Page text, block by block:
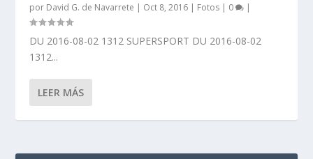
por David G. de Navarrete | Oct 8, 2016 | Fotos | 0 |
DU 2016-08-02 1312 SUPERSPORT DU 2016-08-02
1312...
LEER MÁS